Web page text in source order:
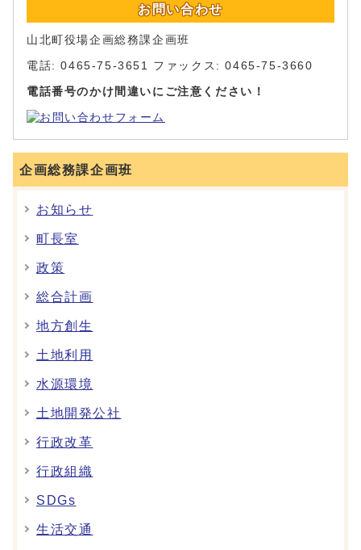
お問い合わせ
山北町役場企画総務課企画班
電話: 0465-75-3651 ファックス: 0465-75-3660
電話番号のかけ間違いにご注意ください！
企画総務課企画班
お知らせ
町長室
政策
総合計画
地方創生
土地利用
水源環境
土地開発公社
行政改革
行政組織
SDGs
生活交通